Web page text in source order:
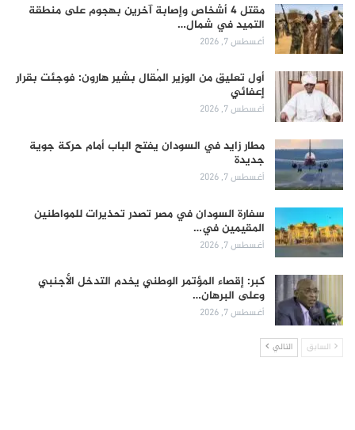
مقتل 4 أشخاص وإصابة آخرين بهجوم على منطقة
التميد في شمال…
أغسطس 7, 2026
أول تعليق من الوزير المُقال بشير هارون: فوجئت بقرار
إعفائي
أغسطس 7, 2026
مطار زايد في السودان يفتح الباب أمام حركة جوية
جديدة
أغسطس 7, 2026
سفارة السودان في مصر تصدر تحذيرات للمواطنين
المقيمين في…
أغسطس 7, 2026
كبر: إقصاء المؤتمر الوطني يخدم التدخل الأجنبي
وعلى البرهان…
أغسطس 7, 2026
السابق التالي